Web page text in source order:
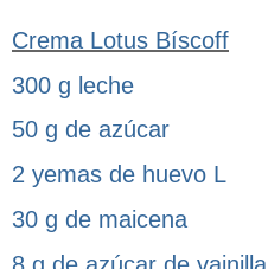
Crema Lotus Bíscoff
300 g leche
50 g de azúcar
2 yemas de huevo L
30 g de maicena